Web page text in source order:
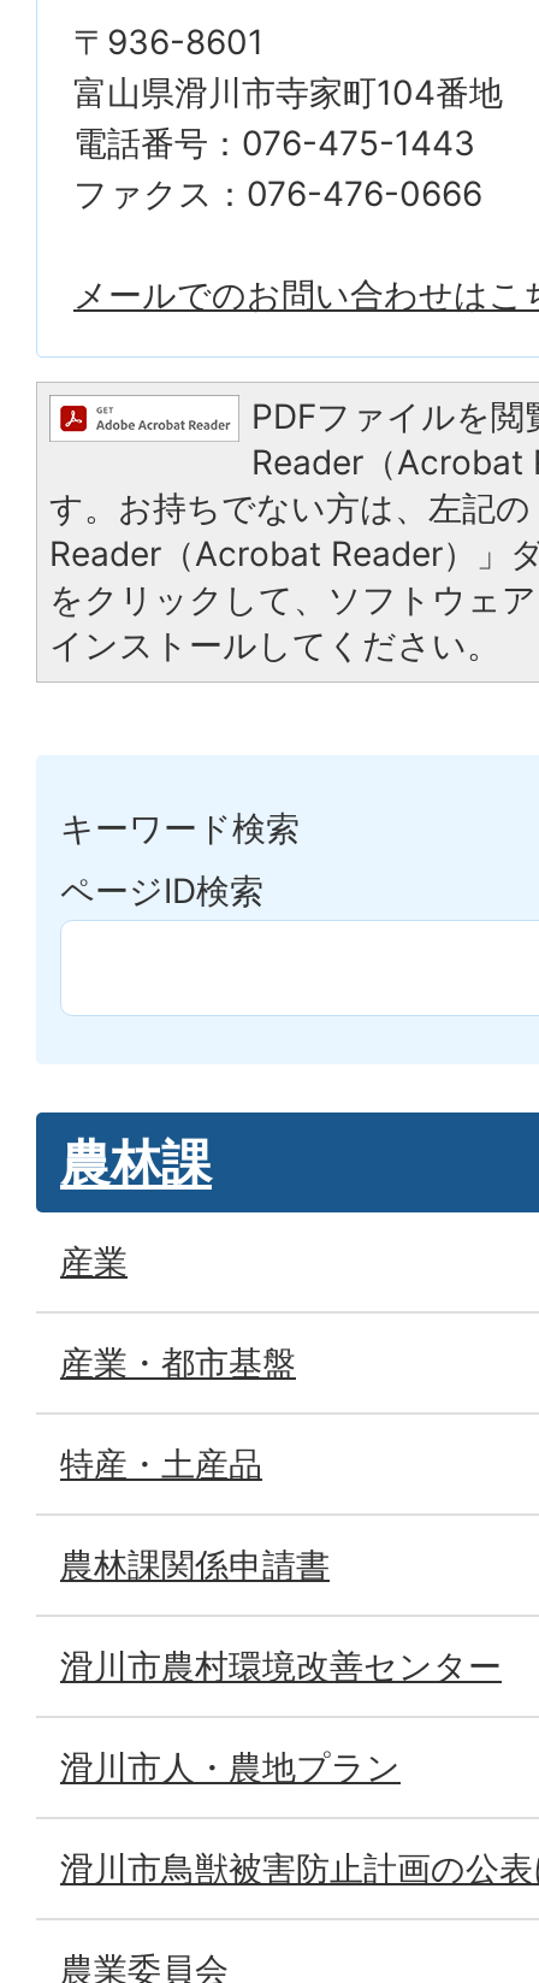
〒936-8601
富山県滑川市寺家町104番地
電話番号：076-475-1443
ファクス：076-476-0666
メールでのお問い合わせはこ
PDFファイルを
Reader（Acrobat
す。お持ちでない方は、左記
Reader（Acrobat Reader）」
をクリックして、ソフトウェ
インストールしてください。
キーワード検索
ページID検索
農林課
産業
産業・都市基盤
特産・土産品
農林課関係申請書
滑川市農村環境改善センター
滑川市人・農地プラン
滑川市鳥獣被害防止計画の公
農業委員会